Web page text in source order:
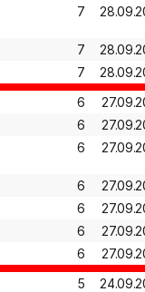
7
7
7
6
6
6
6
6
6
6
5